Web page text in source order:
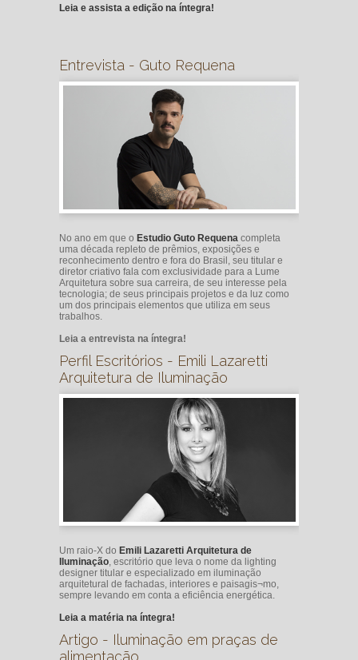
Leia e assista a edição na íntegra!
Entrevista - Guto Requena
No ano em que o Estudio Guto Requena completa
uma década repleto de prêmios, exposições e
reconhecimento dentro e fora do Brasil, seu titular e
diretor criativo fala com exclusividade para a Lume
Arquitetura sobre sua carreira, de seu interesse pela
tecnologia; de seus principais projetos e da luz como
um dos principais elementos que utiliza em seus
trabalhos.
Leia a entrevista na íntegra!
Perfil Escritórios - Emili Lazaretti
Arquitetura de Iluminação
Um raio-X do Emili Lazaretti Arquitetura de
Iluminação, escritório que leva o nome da lighting
designer titular e especializado em iluminação
arquitetural de fachadas, interiores e paisagis¬mo,
sempre levando em conta a eficiência energética.
Leia a matéria na íntegra!
Artigo - Iluminação em praças de
alimentação